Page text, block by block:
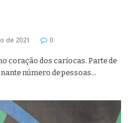
de 2021 0
coração dos cariocas. Parte de
número de pessoas…